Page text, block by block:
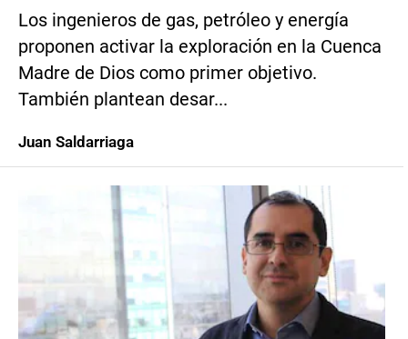
Los ingenieros de gas, petróleo y energía
proponen activar la exploración en la Cuenca
Madre de Dios como primer objetivo.
También plantean desar...
Juan Saldarriaga